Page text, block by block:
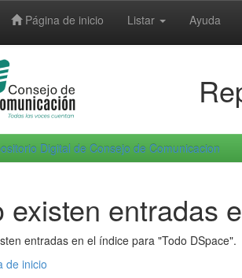
Página de inicio Listar Ayuda
Digital de Consejo de Comunicacion
existen entradas
entradas en el índice para "Todo DSpace".
de inicio